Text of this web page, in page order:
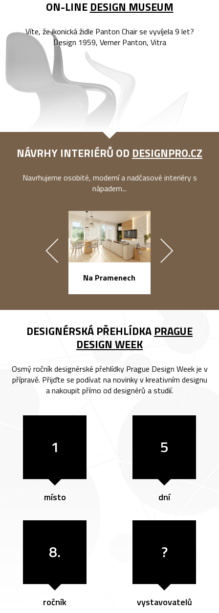
ON-LINE DESIGN MUSEUM
Víte, že ikonická židle Panton Chair se vyvíjela 9 let?
Design 1959, Verner Panton, Vitra
NÁVRHY INTERIÉRŮ OD DESIGNPRO.CZ
Navrhujeme osobité, moderní a nadčasové interiéry s
nápadem...
Na Pramenech
DESIGNÉRSKÁ PŘEHLÍDKA PRAGUE
DESIGN WEEK
Osmý ročník designérské přehlídky Prague Design Week je v
přípravě. Přijďte se podívat na novinky v kreativním designu
a nakoupit přímo od designérů a studií.
1
místo
5
dní
8.
ročník
?
vystavovatelů